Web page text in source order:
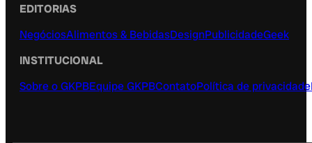
EDITORIAS
NegóciosAlimentos & BebidasDesignPublicidadeGeek
INSTITUCIONAL
Sobre o GKPBEquipe GKPBContatoPolítica de privacidade